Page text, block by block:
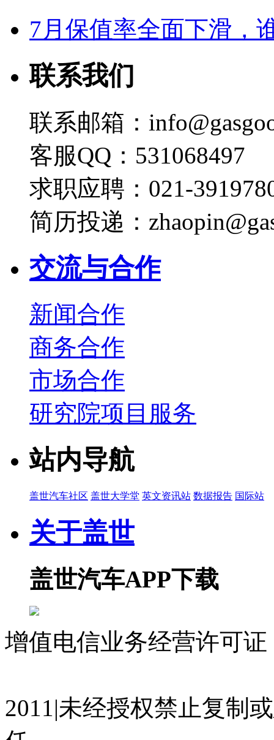
7月保值率全面下滑，
联系我们
联系邮箱：
客服QQ：531068497
求职应聘：021-
简历投递：
交流与合作
新闻合作
商务合作
市场合作
研究院项目服务
站内导航
盖世汽车社区 盖世大学堂 英文资讯站 数据报告 国际站
关于盖世
盖世汽车APP下载
增值电信业务经营许可
2011|未经授权禁止复制